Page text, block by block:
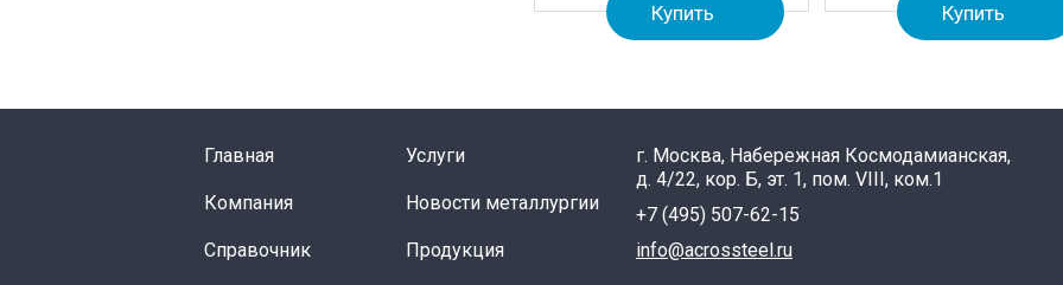
Купить Купить
Главная Услуги
Компания Новости металлургии
Справочник Продукция
г. Москва, Набережная Космодамианская,
д. 4/22, кор. Б, эт. 1, пом. VIII, ком.1
+7 (495) 507-62-15
info@acrossteel.ru